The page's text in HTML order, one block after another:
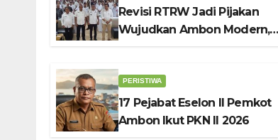
Revisi RTRW Jadi Pijakan
Wujudkan Ambon Modern,
PERISTIWA
17 Pejabat Eselon II Pemkot
Ambon Ikut PKN II 2026